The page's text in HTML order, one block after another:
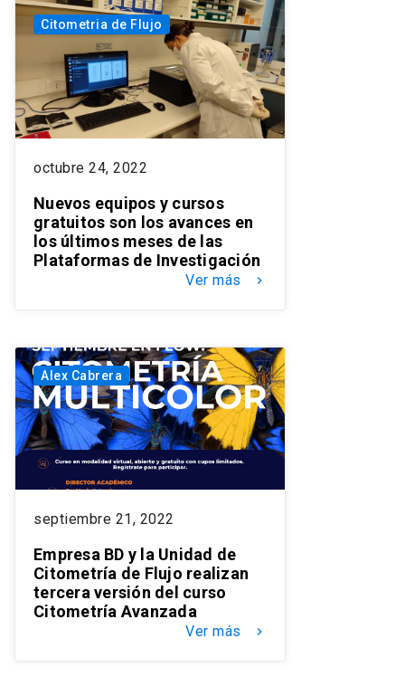
Citometria de Flujo
octubre 24, 2022
Nuevos equipos y cursos
gratuitos son los avances en
los últimos meses de las
Plataformas de Investigación
Ver más keyboard_arrow_right
Alex Cabrera
septiembre 21, 2022
Empresa BD y la Unidad de
Citometría de Flujo realizan
tercera versión del curso
Citometría Avanzada
Ver más keyboard_arrow_right